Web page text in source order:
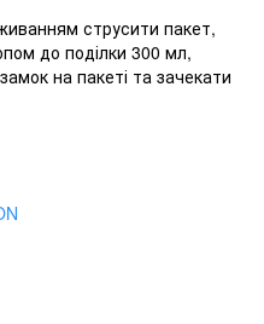
струсити пакет,
до поділки 300 мл,
на пакеті та зачекати